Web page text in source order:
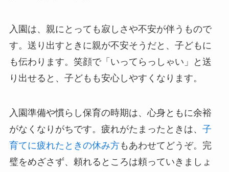
入園は、親にとっても寂しさや不安が伴うもので
す。送り出すときに親が不安そうだと、子どもに
も伝わります。笑顔で「いってらっしゃい」と送
り出せると、子どもも安心しやすくなります。
入園準備や慣らし保育の時期は、心身ともに余裕
がなくなりがちです。疲れがたまったときは、 子
育てに疲れたときの休み方もあわせてどうぞ。完
璧をめざさず、頼れるところは頼っていきましょ